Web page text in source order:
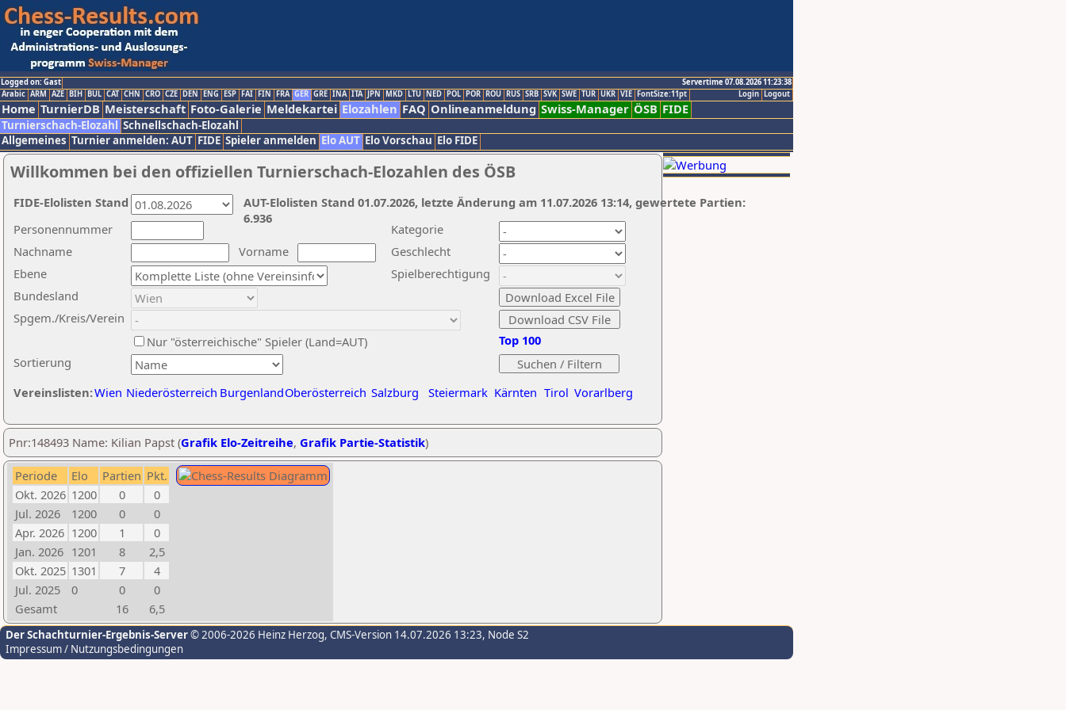
Logged on: Gast
Servertime 07.08.2026 11:23:38
Logout
Login
Arabic ARM AZE BIH BUL CAT CHN CRO CZE DEN ENG ESP FAI FIN FRA GER GRE INA ITA JPN MKD LTU NED POL POR ROU RUS SRB SVK SWE TUR UKR VIE FontSize:11pt
Home TurnierDB Meisterschaft Foto-Galerie Meldekartei Elozahlen FAQ Onlineanmeldung Swiss-Manager ÖSB FIDE
Turnierschach-Elozahl Schnellschach-Elozahl
Allgemeines Turnier anmelden: AUT FIDE Spieler anmelden Elo AUT Elo Vorschau Elo FIDE
Willkommen bei den offiziellen Turnierschach-Elozahlen des ÖSB
Nachname
Vorname
Ebene
Kategorie
Sortierung
Personennummer
Bundesland
Spgem./Kreis/Verein
Geschlecht
Nur "österreichische" Spieler (Land=AUT)
Spielberechtigung
Vereinslisten:Wien Niederösterreich BurgenlandOberösterreich Salzburg Steiermark Kärnten Tirol Vorarlberg
Top 100
AUT-Elolisten Stand 01.07.2026, letzte Änderung am 11.07.2026 13:14, gewertete Partien:
6.936
FIDE-Elolisten Stand
Pnr:148493 Name: Kilian Papst (Grafik Elo-Zeitreihe, Grafik Partie-Statistik)
Periode Elo Partien Pkt.
Okt. 2026 1200 0
0
Jul. 2026
1200 0
0
Apr. 2026 1200 1
0
Jan. 2026 1201 8
2,5
Okt. 2025 1301 7
4
Jul. 2025
0 0
0
Gesamt
16 6,5
Der Schachturnier-Ergebnis-Server© 2006-2026 Heinz Herzog, CMS-Version 14.07.2026 13:23, Node S2
Impressum / Nutzungsbedingungen